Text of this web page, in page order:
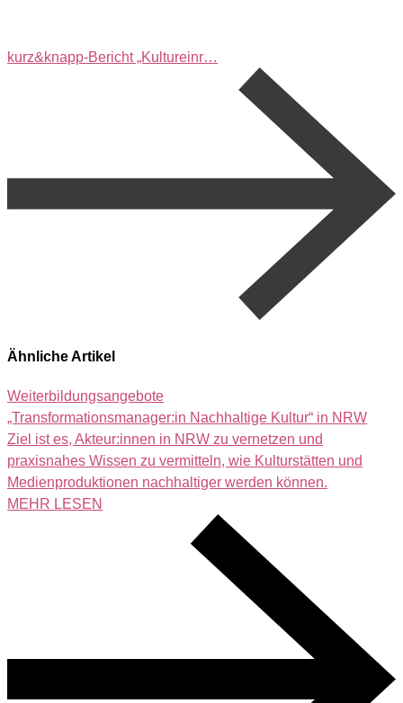
kurz&knapp-Bericht „Kultureinr…
Ähnliche Artikel
Weiterbildungsangebote
„Transformationsmanager:in Nachhaltige Kultur“ in NRW
Ziel ist es, Akteur:innen in NRW zu vernetzen und
praxisnahes Wissen zu vermitteln, wie Kulturstätten und
Medienproduktionen nachhaltiger werden können.
MEHR LESEN